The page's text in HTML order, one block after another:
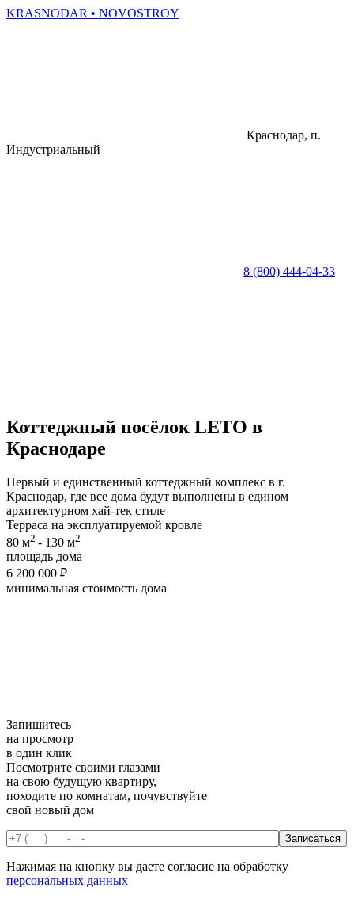
KRASNODAR • NOVOSTROY
Краснодар, п.
Индустриальный
8 (800) 444-04-33
Коттеджный посёлок LETO в
Краснодаре
Первый и единственный коттеджный комплекс в г.
Краснодар, где все дома будут выполнены в едином
архитектурном хай-тек стиле
Терраса на эксплуатируемой кровле
80 м2 - 130 м2
площадь дома
6 200 000 ₽
минимальная cтоимость дома
Запишитесь
на просмотр
в один клик
Посмотрите своими глазами
на свою будущую квартиру,
походите по комнатам, почувствуйте
свой новый дом
Нажимая на кнопку вы даете согласие на обработку
персональных данных